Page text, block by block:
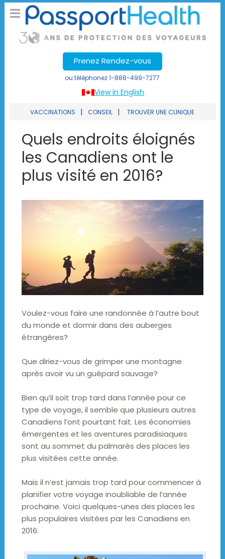
View in English
Prenez Rendez-vous
ou téléphonez1-888-499-7277
VACCINATIONS | CONSEIL | TROUVER UNE CLINIQUE
Quels endroits éloignés
les Canadiens ont le
plus visité en 2016?
Voulez-vous faire une randonnée à l’autre bout
du monde et dormir dans des auberges
étrangères?
Que diriez-vous de grimper une montagne
après avoir vu un guépard sauvage?
Bien qu’il soit trop tard dans l’année pour ce
type de voyage, il semble que plusieurs autres
Canadiens l’ont pourtant fait. Les économies
émergentes et les aventures paradisiaques
sont au sommet du palmarès des places les
plus visitées cette année.
Mais il n’est jamais trop tard pour commencer à
planifier votre voyage inoubliable de l’année
prochaine. Voici quelques-unes des places les
plus populaires visitées par les Canadiens en
2016: